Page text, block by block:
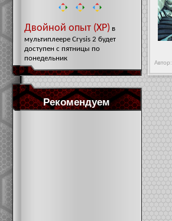
Двойной опыт (XP)в
мультиплеере Crysis 2 будет
доступен с пятницы по
понедельник
Рекомендуем
Автор: